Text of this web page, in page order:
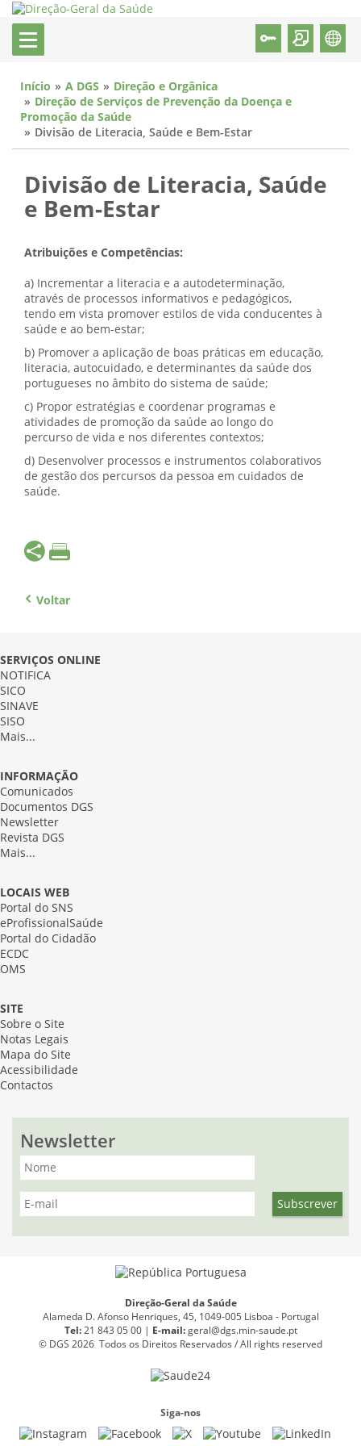
Início A DGS
Direção e Orgânica
Direção de Serviços de Prevenção da Doença e
Promoção da Saúde
Divisão de Literacia, Saúde e Bem-Estar
Divisão de Literacia, Saúde
e Bem-Estar
Atribuições e Competências:
a) Incrementar a literacia e a autodeterminação,
através de processos informativos e pedagógicos,
tendo em vista promover estilos de vida conducentes à
saúde e ao bem-estar;
b) Promover a aplicação de boas práticas em educação,
literacia, autocuidado, e determinantes da saúde dos
portugueses no âmbito do sistema de saúde;
c) Propor estratégias e coordenar programas e
atividades de promoção da saúde ao longo do
percurso de vida e nos diferentes contextos;
d) Desenvolver processos e instrumentos colaborativos
de gestão dos percursos da pessoa em cuidados de
saúde.
Voltar
SERVIÇOS ONLINE
NOTIFICA
SICO
SINAVE
SISO
Mais...
INFORMAÇÃO
Comunicados
Documentos DGS
Newsletter
Revista DGS
Mais...
LOCAIS WEB
Portal do SNS
eProfissionalSaúde
Portal do Cidadão
ECDC
OMS
SITE
Sobre o Site
Notas Legais
Mapa do Site
Acessibilidade
Contactos
Newsletter
Direção-Geral da Saúde
Alameda D. Afonso Henriques, 45, 1049-005 Lisboa - Portugal
Tel:21 843 05 00 | E-mail: geral@dgs.min-saude.pt
© DGS 2026 Todos os Direitos Reservados / All rights reserved
Siga-nos